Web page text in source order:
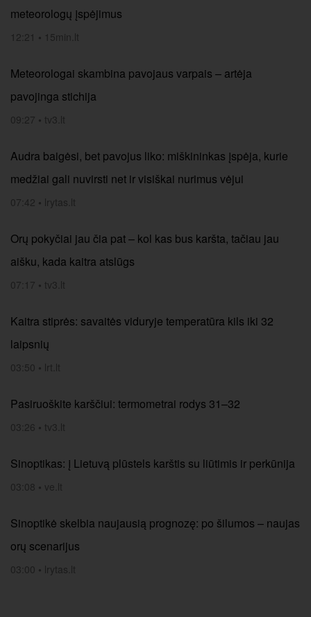
meteorologų įspėjimus
12:21 • 15min.lt
Meteorologai skambina pavojaus varpais – artėja
pavojinga stichija
09:27 • tv3.lt
Audra baigėsi, bet pavojus liko: miškininkas įspėja, kurie
medžiai gali nuvirsti net ir visiškai nurimus vėjui
07:42 • lrytas.lt
Orų pokyčiai jau čia pat – kol kas bus karšta, tačiau jau
aišku, kada kaitra atslūgs
07:17 • tv3.lt
Kaitra stiprės: savaitės viduryje temperatūra kils iki 32
laipsnių
03:50 • lrt.lt
Pasiruoškite karščiui: termometrai rodys 31–32
03:26 • tv3.lt
Sinoptikas: į Lietuvą plūstels karštis su liūtimis ir perkūnija
03:08 • ve.lt
Sinoptikė skelbia naujausią prognozę: po šilumos – naujas
orų scenarijus
03:00 • lrytas.lt